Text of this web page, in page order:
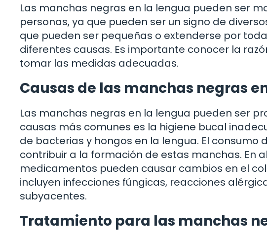
Las manchas negras en la lengua pueden ser
personas, ya que pueden ser un signo de
que pueden ser pequeñas o extenderse por
diferentes causas. Es importante conocer la
tomar las medidas adecuadas.
Causas de las manchas negras
Las manchas negras en la lengua pueden ser
causas más comunes es la higiene bucal
de bacterias y hongos en la lengua. El
contribuir a la formación de estas manchas. En
medicamentos pueden causar cambios en el
incluyen infecciones fúngicas, reacciones
subyacentes.
Tratamiento para las manchas